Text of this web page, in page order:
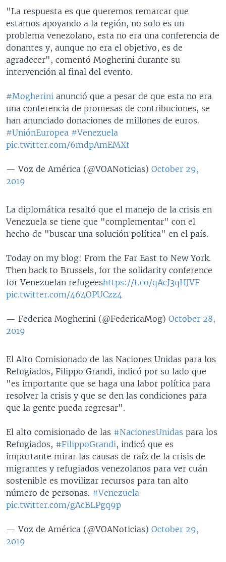
"La respuesta es que queremos remarcar que
estamos apoyando a la región, no solo es un
problema venezolano, esta no era una conferencia de
donantes y, aunque no era el objetivo, es de
agradecer", comentó Mogherini durante su
intervención al final del evento.
#Mogherini anunció que a pesar de que esta no era
una conferencia de promesas de contribuciones, se
han anunciado donaciones de millones de euros.
#UniónEuropea #Venezuela
pic.twitter.com/6mdpAmEMXt
— Voz de América (@VOANoticias) October 29,
2019
La diplomática resaltó que el manejo de la crisis en
Venezuela se tiene que "complementar" con el
hecho de "buscar una solución política" en el país.
Today on my blog: From the Far East to New York.
Then back to Brussels, for the solidarity conference
for Venezuelan refugeeshttps://t.co/qAcJ3qHJVF
pic.twitter.com/464OPUCzz4
— Federica Mogherini (@FedericaMog) October 28,
2019
El Alto Comisionado de las Naciones Unidas para los
Refugiados, Filippo Grandi, indicó por su lado que
"es importante que se haga una labor política para
resolver la crisis y que se den las condiciones para
que la gente pueda regresar".
El alto comisionado de las #NacionesUnidas para los
Refugiados, #FilippoGrandi, indicó que es
importante mirar las causas de raíz de la crisis de
migrantes y refugiados venezolanos para ver cuán
sostenible es movilizar recursos para tan alto
número de personas. #Venezuela
pic.twitter.com/gAcBLPgq9p
— Voz de América (@VOANoticias) October 29,
2019